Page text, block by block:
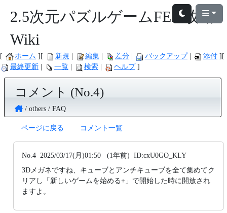
2.5次元パズルゲームFEZ 攻略
Wiki
ホーム 新規 編集 差分 バックアップ
添付
最終更新
一覧 検索 ヘルプ
コメント (No.4)
others FAQ
ページに戻る コメント一覧
No.4 2025/03/17(月)01:50 (1年前) ID:cxU0GO_KLY
3Dメガネですね、キューブとアンチキューブを全て集めてク
リアし「新しいゲームを始める+」で開始した時に開放され
ますよ。